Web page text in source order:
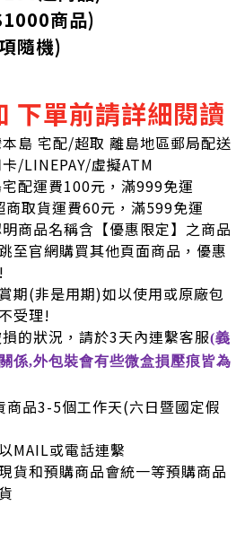
1000商品)
隨機)
下單前請詳細閱讀
島 宅配/超取 離島地區郵局配送
/LINEPAY/虛擬ATM
配運費100元，滿999免運
60元，滿599免運
商品名稱含【優惠限定】之商品
至官網購買其他頁面商品，優惠
期(非是用期)如以使用或原廠包
受理!
的狀況，請於3天內連繫客服(義
係,外包裝會有些微盒損壓痕皆為
商品3-5個工作天(六日暨國定假
MAIL或電話連繫
貨和預購商品會統一等預購商品